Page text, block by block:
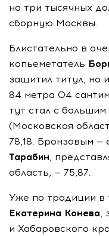
на три тысячных
сборную Москвы.
Блистательно в
копьеметатель
защитил титул, но
84 метра 04
тут стал с
(Московская
78,18. Бронзовым
Тарабин,
область, — 75,87.
Уже по традиции в
Екатерина Конева,
и Хабаровского